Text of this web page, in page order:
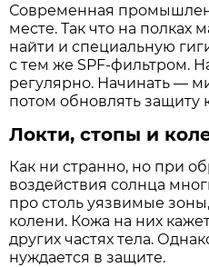
Современная
месте. Так что на полках
найти и специальную
с тем же SPF-фильтром.
регулярно. Начинать —
потом обновлять защиту
Локти, стопы и
Как ни странно, но при
воздействия солнца
про столь уязвимые
колени. Кожа на них
других частях тела.
нуждается в защите.